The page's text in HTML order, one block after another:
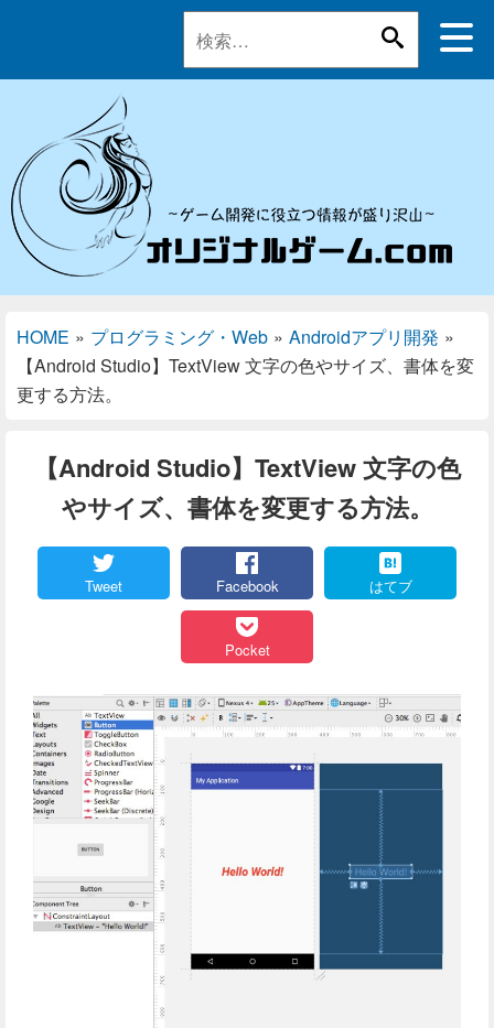
HOME » プログラミング・Web » Androidアプリ開発 »
【Android Studio】TextView 文字の色やサイズ、書体を変
更する方法。
【Android Studio】TextView 文字の色
やサイズ、書体を変更する方法。
Tweet Facebook はてブ
Pocket